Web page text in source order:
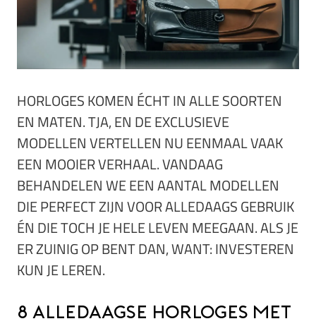
HORLOGES KOMEN ÉCHT IN ALLE SOORTEN
EN MATEN. TJA, EN DE EXCLUSIEVE
MODELLEN VERTELLEN NU EENMAAL VAAK
EEN MOOIER VERHAAL. VANDAAG
BEHANDELEN WE EEN AANTAL MODELLEN
DIE PERFECT ZIJN VOOR ALLEDAAGS GEBRUIK
ÉN DIE TOCH JE HELE LEVEN MEEGAAN. ALS JE
ER ZUINIG OP BENT DAN, WANT: INVESTEREN
KUN JE LEREN.
8 alledaagse horloges met